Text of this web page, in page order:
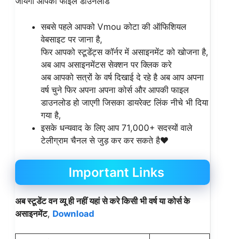
सबसे पहले आपको Vmou कोटा की ऑफिशियल
वेबसाइट पर जाना है,
फिर आपको स्टूडेंट्स कॉर्नर में असाइनमेंट को खोजना है,
अब आप असाइनमेंटस सेक्शन पर क्लिक करे
अब आपको सत्रों के वर्ष दिखाई दे रहे है अब आप अपना
वर्ष चुने फिर अपना अपना कोर्स और आपकी फाइल
डाउनलोड हो जाएगी जिसका डायरेक्ट लिंक नीचे भी दिया
गया है,
इसके धन्यवाद के लिए आप 71,000+ सदस्यों वाले
टेलीग्राम चैनलसे जुड़ कर कर सकते है❤️
Important Links
अब स्टूडेंट वन व्यू ही नहीं यहां से करे किसी भी वर्ष या कोर्स के
असाइनमेंट, Download